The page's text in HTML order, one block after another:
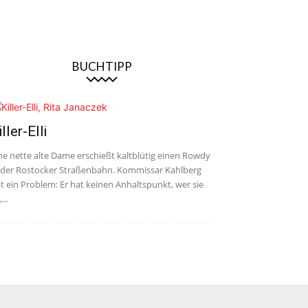
BUCHTIPP
Elli
nette alte Dame erschießt kaltblütig einen Rowdy
Rostocker Straßenbahn. Kommissar Kahlberg
ein Problem: Er hat keinen Anhaltspunkt, wer sie